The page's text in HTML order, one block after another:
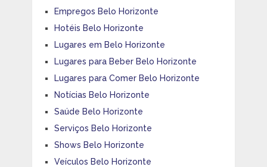
Empregos Belo Horizonte
Hotéis Belo Horizonte
Lugares em Belo Horizonte
Lugares para Beber Belo Horizonte
Lugares para Comer Belo Horizonte
Notícias Belo Horizonte
Saúde Belo Horizonte
Serviços Belo Horizonte
Shows Belo Horizonte
Veículos Belo Horizonte